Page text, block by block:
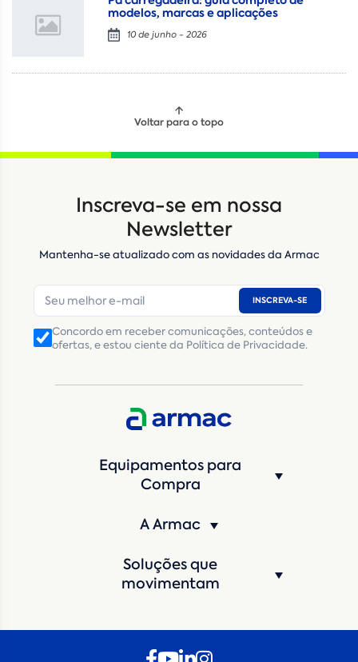
modelos, marcas e aplicações
10 de junho - 2026
Voltar para o topo
Inscreva-se em nossa
Newsletter
Mantenha-se atualizado com as novidades da Armac
INSCREVA-SE
Concordo em receber comunicações, conteúdos e
ofertas, e estou ciente da Política de Privacidade.
Equipamentos para
Compra
A Armac
Soluções que
movimentam
Locação Compra de seminovos
E-mail*
Número de telefone*
CNPJ Inscrição Estadual(Produtor Rural)
Máquina de interesse*
Qual o período de locação? *